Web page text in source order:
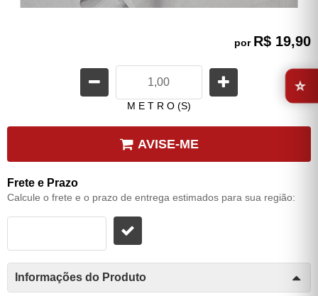
por R$ 19,90
M E T R O (S)
AVISE-ME
Frete e Prazo
Calcule o frete e o prazo de entrega estimados para sua região:
Informações do Produto
⭐